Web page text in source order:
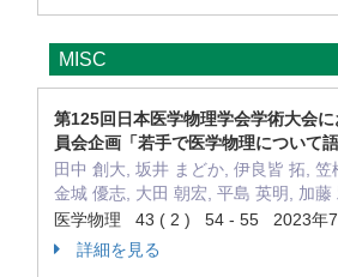
MISC
第125回日本医学物理学会学術大会
員会企画「若手で医学物理について
田中 創大, 坂井 まどか, 伊良皆 拓, 笠
金城 優志, 大田 朝宏, 平島 英明, 加藤
医学物理 43 ( 2 ) 54 - 55 2023年7
詳細を見る